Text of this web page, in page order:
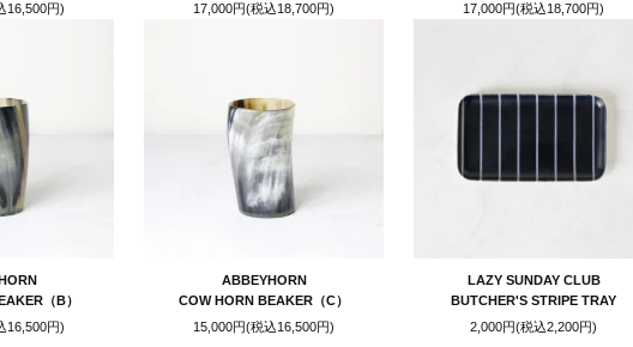
16,500円)
17,000円(税込18,700円)
17,000円(税込18,700円)
（B）
16,500円)
ABBEYHORN
COW HORN BEAKER（C）
15,000円(税込16,500円)
LAZY SUNDAY CLUB
BUTCHER'S STRIPE TRAY
2,000円(税込2,200円)